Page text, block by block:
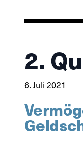
2.
6. Juli 2021